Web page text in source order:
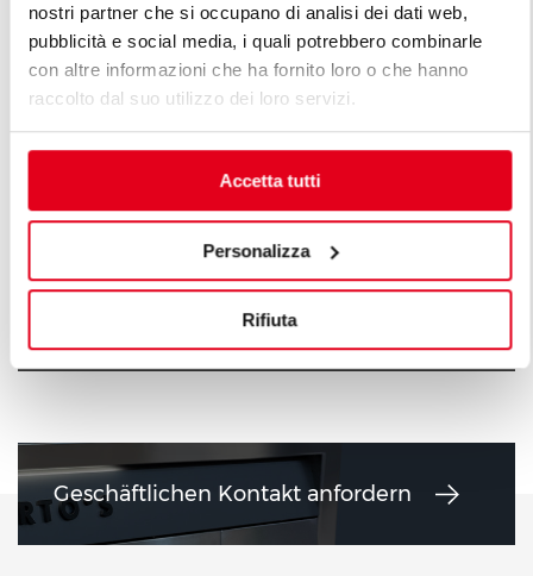
nostri partner che si occupano di analisi dei dati web,
pubblicità e social media, i quali potrebbero combinarle
con altre informazioni che ha fornito loro o che hanno
raccolto dal suo utilizzo dei loro servizi.
Accetta tutti
Personalizza
Rifiuta
Geschäftlichen Kontakt anfordern